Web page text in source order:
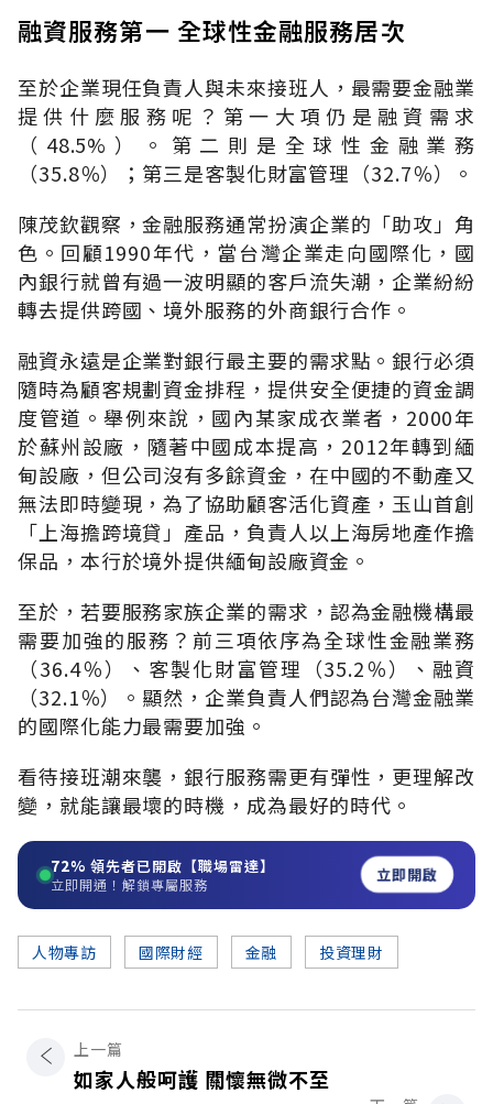
融資服務第一 全球性金融服務居次
至於企業現任負責人與未來接班人，最需要金融業
提供什麼服務呢？第一大項仍是融資需求
（48.5%）。第二則是全球性金融業務
（35.8％）；第三是客製化財富管理（32.7％）。
陳茂欽觀察，金融服務通常扮演企業的「助攻」角
色。回顧1990年代，當台灣企業走向國際化，國
內銀行就曾有過一波明顯的客戶流失潮，企業紛紛
轉去提供跨國、境外服務的外商銀行合作。
融資永遠是企業對銀行最主要的需求點。銀行必須
隨時為顧客規劃資金排程，提供安全便捷的資金調
度管道。舉例來說，國內某家成衣業者，2000年
於蘇州設廠，隨著中國成本提高，2012年轉到緬
甸設廠，但公司沒有多餘資金，在中國的不動產又
無法即時變現，為了協助顧客活化資產，玉山首創
「上海擔跨境貸」產品，負責人以上海房地產作擔
保品，本行於境外提供緬甸設廠資金。
至於，若要服務家族企業的需求，認為金融機構最
需要加強的服務？前三項依序為全球性金融業務
（36.4％）、客製化財富管理（35.2％）、融資
（32.1％）。顯然，企業負責人們認為台灣金融業
的國際化能力最需要加強。
看待接班潮來襲，銀行服務需更有彈性，更理解改
變，就能讓最壞的時機，成為最好的時代。
72% 領先者已開啟【職場雷達】
立即開通！解鎖專屬服務 立即開啟
人物專訪 國際財經 金融 投資理財
上一篇
如家人般呵護 關懷無微不至